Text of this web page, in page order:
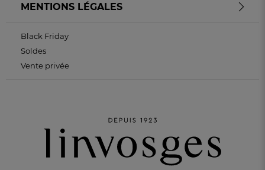
MENTIONS LÉGALES
Black Friday
Soldes
Vente privée